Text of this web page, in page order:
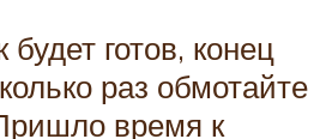
будет готов, конец
раз обмотайте
время к